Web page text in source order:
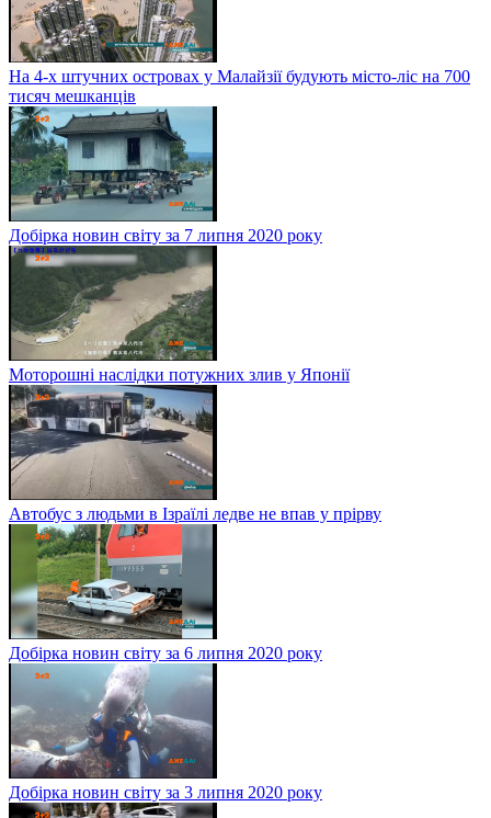
На 4-х штучних островах у Малайзії будують місто-ліс на 700
тисяч мешканців
Добірка новин світу за 7 липня 2020 року
Моторошні наслідки потужних злив у Японії
Автобус з людьми в Ізраїлі ледве не впав у прірву
Добірка новин світу за 6 липня 2020 року
Добірка новин світу за 3 липня 2020 року